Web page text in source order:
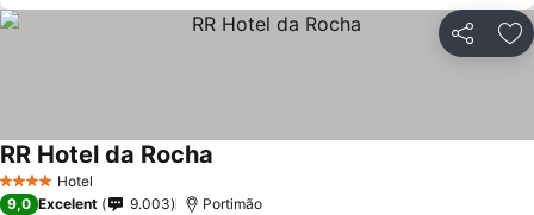
Distribuiți
4 Stele Hotel
RR Hotel da Rocha
9,0 Excelent 9.003 Portimão